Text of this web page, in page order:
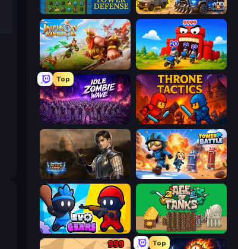
Tower Swap AOD - Art Of Defense
Infinity Kingdom TimeWarriors
Top
Idle Zombie Wave: Survivors Throne Tactics
Battle Arena Tower Battle
Evo Gears Age of Tanks Warriors: TD War
Top